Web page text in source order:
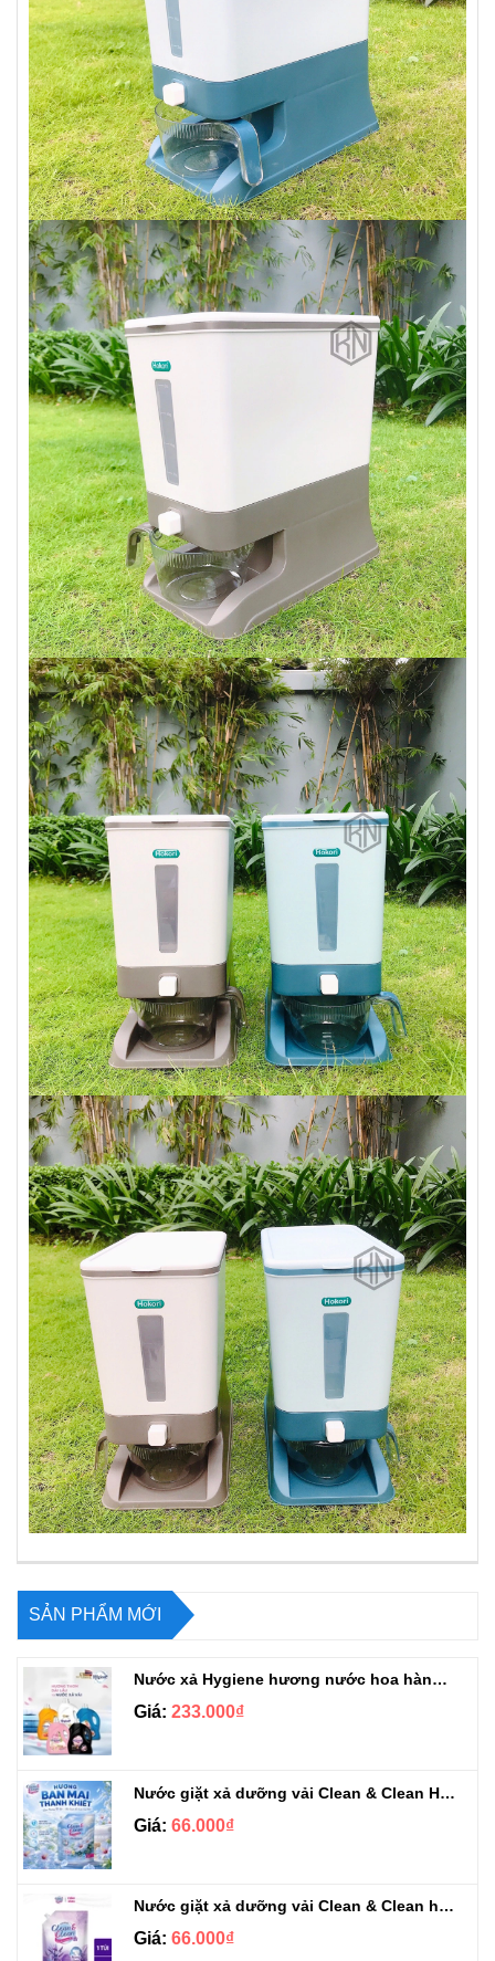
SẢN PHẨM MỚI
Nước xả Hygiene hương nước hoa hàng chuẩn Thái can 3L3
Giá: 233.000₫
Nước giặt xả dưỡng vải Clean & Clean Hương Ban Mai 3.2kg
Giá: 66.000₫
Nước giặt xả dưỡng vải Clean & Clean hương Violet 3.2kg
Giá: 66.000₫